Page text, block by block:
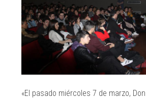
«El pasado miércoles 7 de marzo,